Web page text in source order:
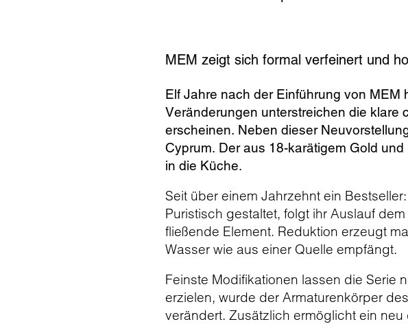
MEM zeigt sich formal verfeinert und
Elf Jahre nach der Einführung von
Veränderungen unterstreichen die klare
erscheinen. Neben dieser
Cyprum. Der aus 18-karätigem Gold
in die Küche.
Seit über einem Jahrzehnt ein
Puristisch gestaltet, folgt ihr Auslauf
fließende Element. Reduktion erzeugt
Wasser wie aus einer Quelle empfängt.
Feinste Modifikationen lassen die Serie
erzielen, wurde der Armaturenkörper
verändert. Zusätzlich ermöglicht ein